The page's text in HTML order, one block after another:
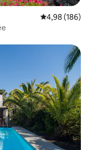
Évaluation
4,98 (186)